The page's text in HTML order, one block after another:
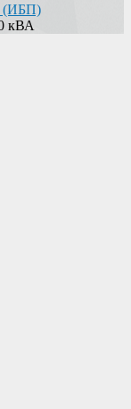
(ИБП)
кВА